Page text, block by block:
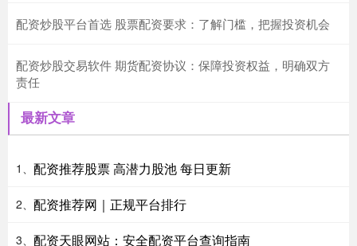
配资炒股平台首选 股票配资要求：了解门槛，把握投资机会
配资炒股交易软件 期货配资协议：保障投资权益，明确双方
责任
最新文章
1、 配资推荐股票 高潜力股池 每日更新
2、 配资推荐网｜正规平台排行
3、 配资天眼网站：安全配资平台查询指南